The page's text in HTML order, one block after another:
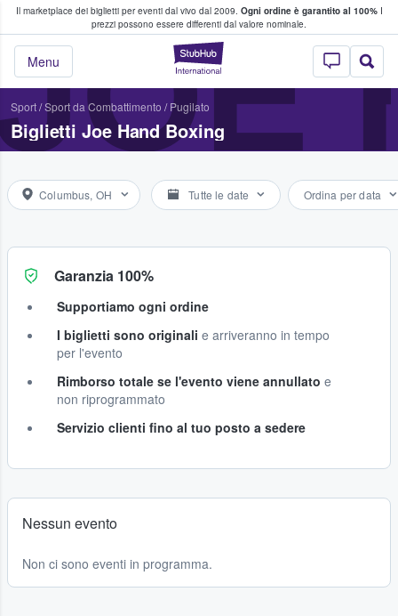
Il marketplace dei biglietti per eventi dal vivo dal 2009. Ogni ordine è garantito al 100%I
prezzi possono essere differenti dal valore nominale.
StubHub - Dove
Menu
fan comprano e vendono biglietti
Sport/Sport da Combattimento / Pugilato
Biglietti Joe Hand Boxing
Columbus, OH Tutte le date Ordina per data
Garanzia 100%
Supportiamo ogni ordine
I biglietti sono originali e arriveranno in tempo
per l'evento
Rimborso totale se l'evento viene annullato e
non riprogrammato
Servizio clienti fino al tuo posto a sedere
Nessun evento
Non ci sono eventi in programma.